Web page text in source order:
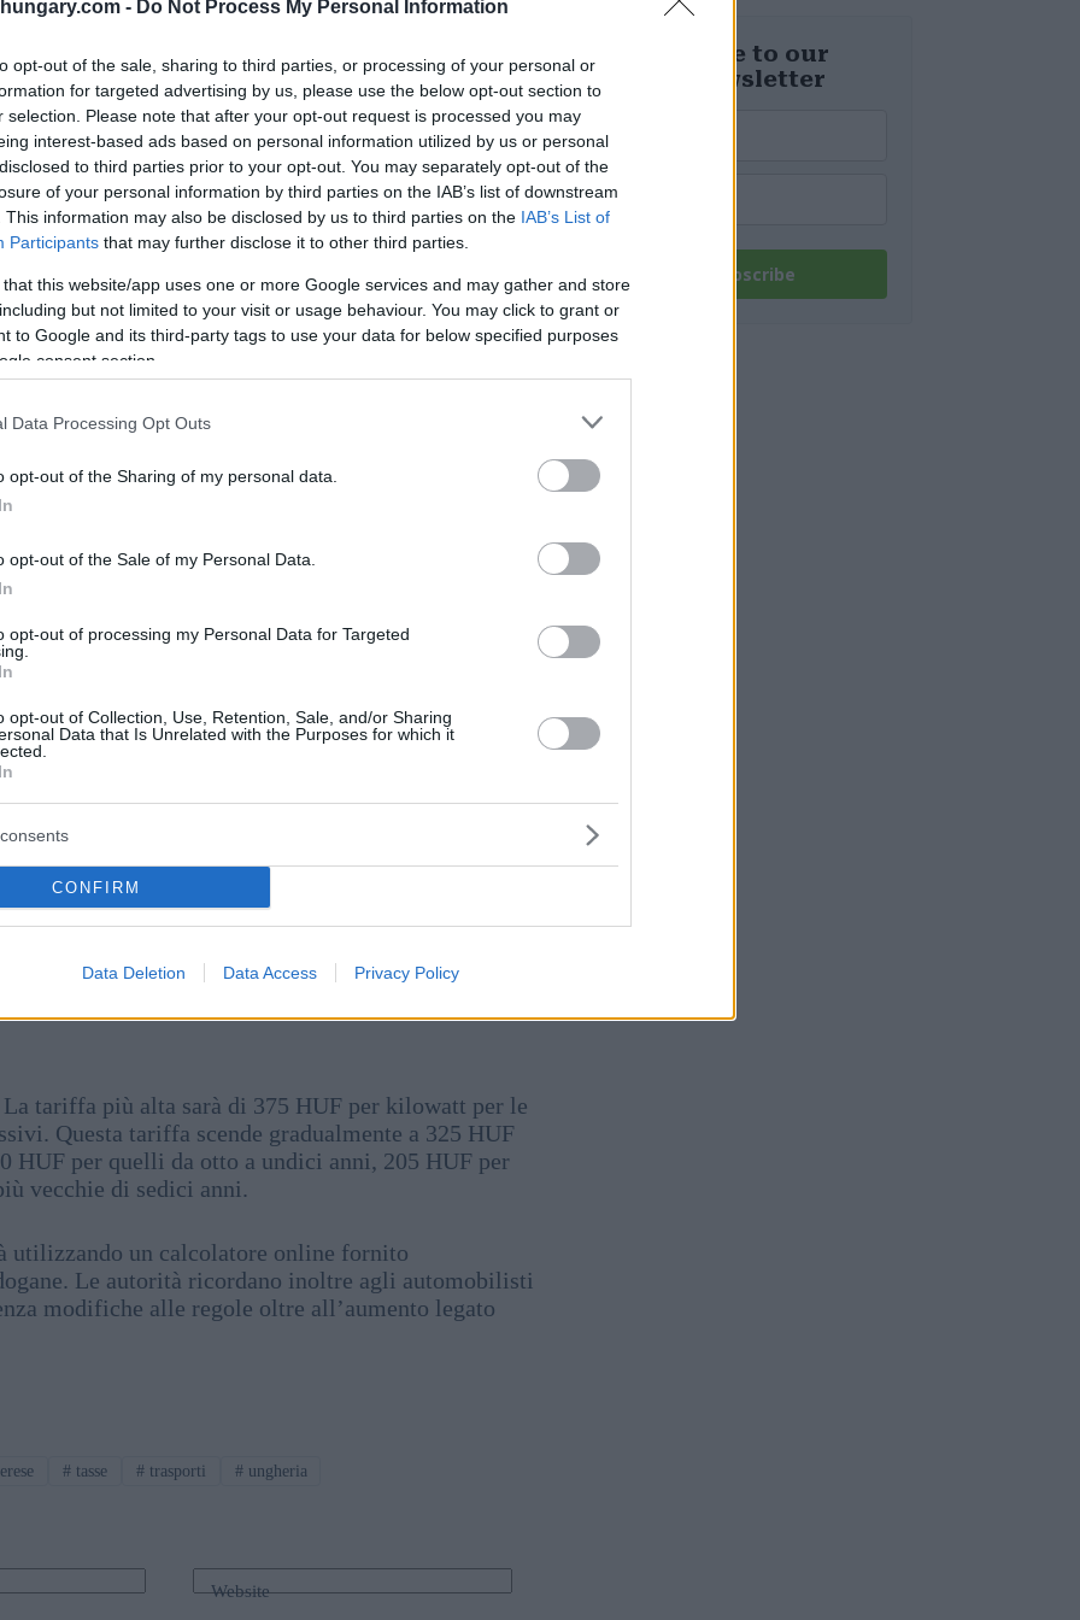
- Do Not Process My Personal Information
opt-out of the sale, sharing to third parties, or processing of your personal or
for targeted advertising by us, please use the below opt-out section to
selection. Please note that after your opt-out request is processed you may
interest-based ads based on personal information utilized by us or personal
to third parties prior to your opt-out. You may separately opt-out of the
of your personal information by third parties on the IAB’s list of downstream
This information may also be disclosed by us to third parties on the IAB’s List of
Participants that may further disclose it to other third parties.
that this website/app uses one or more Google services and may gather and store
but not limited to your visit or usage behaviour. You may click to grant or
to Google and its third-party tags to use your data for below specified purposes
consent section.
Data Processing Opt Outs
opt-out of the Sharing of my personal data.
opt-out of the Sale of my Personal Data.
opt-out of processing my Personal Data for Targeted
opt-out of Collection, Use, Retention, Sale, and/or Sharing
Data that Is Unrelated with the Purposes for which it
CONFIRM
Data Deletion Data Access Privacy Policy
quest’anno. Immagine in primo piano:
seguirà l’inflazione
adeguato in base all’indice dei prezzi al
di Statistica ungherese. Poiché l’inflazione
aumenterà dello stesso tasso nel 2026, riferisce
invariata. L’importo da pagare non dipende
sua età e dalla potenza del motore, calcolata per
più elevate, mentre le auto più vecchie
ed
tariffa più alta sarà di 375 HUF per kilowatt per le
Questa tariffa scende gradualmente a 325 HUF
HUF per quelli da otto a undici anni, 205 HUF per
vecchie di sedici anni.
utilizzando un calcolatore online fornito
Le autorità ricordano inoltre agli automobilisti
modifiche alle regole oltre all’aumento legato
# tasse #trasporti #ungheria
Website
Seconda guerra
mondiale da
tempo perduta
Subscribe to our
daily newsletter
Subscribe